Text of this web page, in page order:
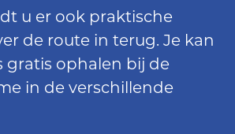
u er ook praktische
de route in terug. Je kan
gratis ophalen bij de
in de verschillende